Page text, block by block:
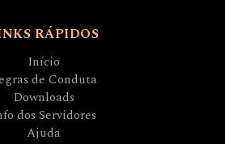
RÁPIDOS
Início
de Conduta
Downloads
dos Servidores
Ajuda